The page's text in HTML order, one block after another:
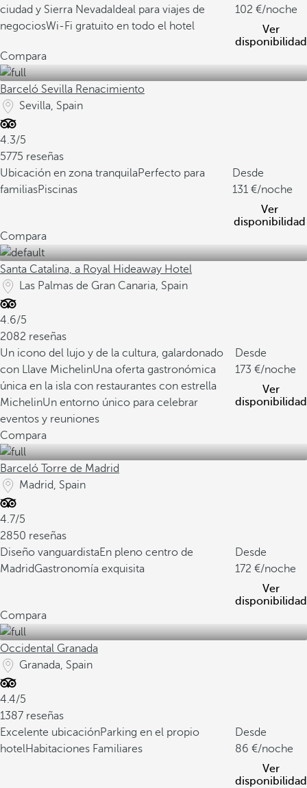
ciudad y Sierra Nevada Ideal para viajes de
negociosWi-Fi gratuito en todo el hotel
102
/noche
Ver
disponibilidad
Compara
Barceló Sevilla Renacimiento
Sevilla, Spain
4.3/5
5775 reseñas
Ubicación en zona tranquilaPerfecto para
familiasPiscinas
Desde
131
/noche
Ver
disponibilidad
Compara
Santa Catalina, a Royal Hideaway Hotel
Las Palmas de Gran Canaria, Spain
4.6/5
2082 reseñas
Un icono del lujo y de la cultura, galardonado
con Llave MichelinUna oferta gastronómica
única en la isla con restaurantes con estrella
MichelinUn entorno único para celebrar
eventos y reuniones
Desde
173
/noche
Ver
disponibilidad
Compara
Barceló Torre de Madrid
Madrid, Spain
4.7/5
2850 reseñas
Diseño vanguardistaEn pleno centro de
MadridGastronomía exquisita
Desde
172
/noche
Ver
disponibilidad
Compara
Occidental Granada
Granada, Spain
4.4/5
1387 reseñas
Excelente ubicaciónParking en el propio
hotelHabitaciones Familiares
Desde
86
/noche
Ver
disponibilidad